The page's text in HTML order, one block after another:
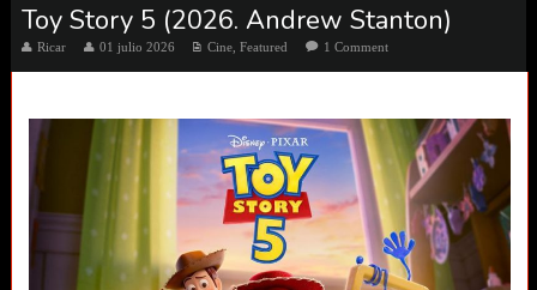
Toy Story 5 (2026. Andrew Stanton)
Ricar 01 julio 2026 Cine, Featured 1 Comment